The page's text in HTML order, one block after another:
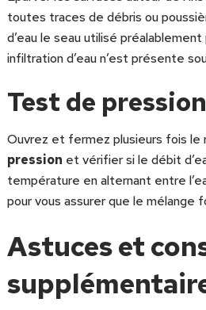
toutes traces de débris ou
d’eau le seau utilisé préalablement
infiltration d’eau n’est présente
Test de
Ouvrez et fermez plusieurs fois
pression et vérifier si le débit
température en alternant entre
pour vous assurer que le mélange
Astuces et